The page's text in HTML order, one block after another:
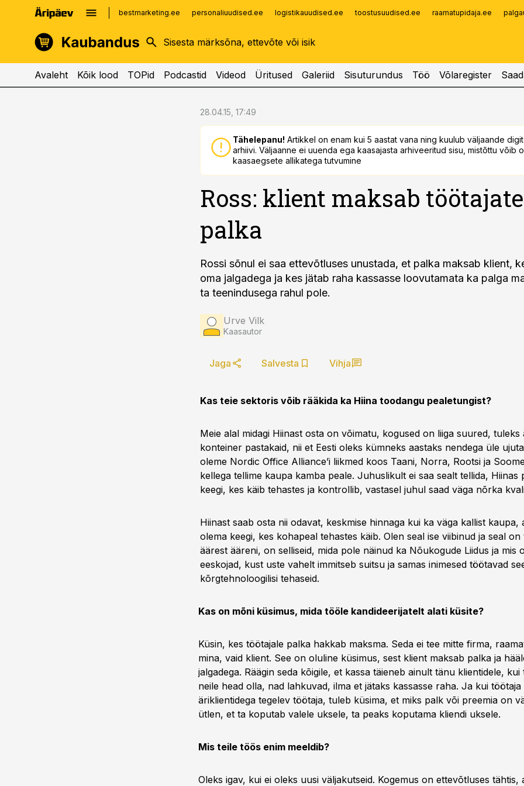
bestmarketing.ee personaliuudised.ee logistikauudised.ee toostusuudised.ee raamatupidaja.ee
kinnisvarauudised.ee
logistikauudised.ee
imelineajalugu.ee
Infopank
Avaleht Kõik lood TOPid Podcastid Videod Üritused Galeriid Sisuturundus Töö Võlaregister
28.04.15, 17:49
Tähelepanu! Artikkel on enam kui 5 aastat vana ning kuulub väljaande
arhiivi. Väljaanne ei uuenda ega kaasajasta arhiveeritud sisu, mistõttu võib
kaasaegsete allikatega tutvumine
Ross: klient maksab
palka
Rossi sõnul ei saa ettevõtluses unustada, et palka maksab klient,
oma jalgadega ja kes jätab raha kassasse loovutamata ka palga
ta teenindusega rahul pole.
Urve Vilk
Kaasautor
Jaga Salvesta Vihja
Kas teie sektoris võib rääkida ka Hiina toodangu pealetungist?
Meie alal midagi Hiinast osta on võimatu, kogused on liiga suured, tuleks
konteiner pastakaid, nii et Eesti oleks kümneks aastaks nendega üle
oleme Nordic Office Alliance’i liikmed koos Taani, Norra, Rootsi ja
kellega tellime kaupa kamba peale. Juhuslikult ei saa sealt tellida, Hiinas
keegi, kes käib tehastes ja kontrollib, vastasel juhul saad väga nõrka
Hiinast saab osta nii odavat, keskmise hinnaga kui ka väga kallist kaupa,
olema keegi, kes kohapeal tehastes käib. Olen seal ise viibinud ja seal on
äärest ääreni, on selliseid, mida pole näinud ka Nõukogude Liidus ja mis
eeskojad, kust uste vahelt immitseb suitsu ja samas inimesed töötavad
kõrgtehnoloogilisi tehaseid.
Kas on mõni küsimus, mida tööle kandideerijatelt alati küsite?
Küsin, kes töötajale palka hakkab maksma. Seda ei tee mitte firma,
mina, vaid klient. See on oluline küsimus, sest klient maksab palka ja
jalgadega. Räägin seda kõigile, et kassa täieneb ainult tänu klientidele, kui
neile head olla, nad lahkuvad, ilma et jätaks kassasse raha. Ja kui töötaja
äriklientidega tegelev töötaja, tuleb küsima, et miks palk või preemia on
ütlen, et ta koputab valele uksele, ta peaks koputama kliendi uksele.
Mis teile töös enim meeldib?
Oleks igav, kui ei oleks uusi väljakutseid. Kogemus on ettevõtluses tähtis,